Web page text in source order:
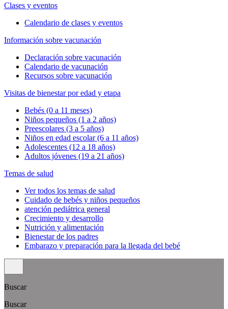
Clases y eventos
Calendario de clases y eventos
Información sobre vacunación
Declaración sobre vacunación
Calendario de vacunación
Recursos sobre vacunación
Visitas de bienestar por edad y etapa
Bebés (0 a 11 meses)
Niños pequeños (1 a 2 años)
Preescolares (3 a 5 años)
Niños en edad escolar (6 a 11 años)
Adolescentes (12 a 18 años)
Adultos jóvenes (19 a 21 años)
Temas de salud
Ver todos los temas de salud
Cuidado de bebés y niños pequeños
atención pediátrica general
Crecimiento y desarrollo
Nutrición y alimentación
Bienestar de los padres
Embarazo y preparación para la llegada del bebé
Buscar
Buscar